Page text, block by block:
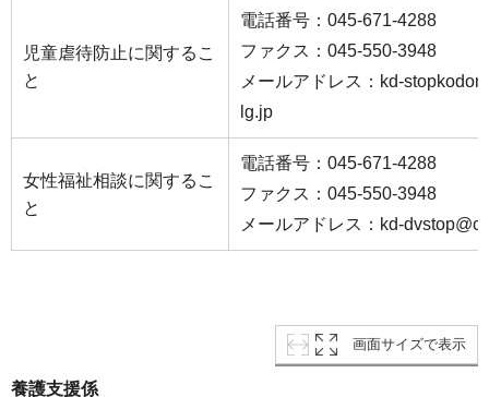
児童虐待防止に関するこ
と
電話番号：045-671-4288
ファクス：045-550-3948
メールアドレス：kd-
lg.jp
女性福祉相談に関するこ
と
電話番号：045-671-4288
ファクス：045-550-3948
メールアドレス：kd-
画面サイズで表示
養護支援係